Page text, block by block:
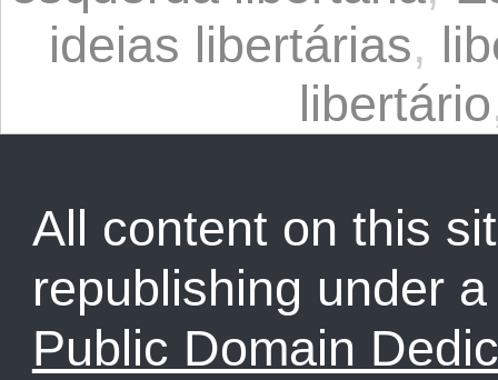
ideias libertárias,
libertário
All content on this
republishing under
Public Domain